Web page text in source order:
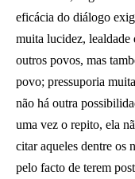
eficácia do diálogo
muita lucidez, lealdade
outros povos, mas
povo; pressuporia
não há outra
uma vez o repito, ela
citar aqueles dentre os
pelo facto de terem